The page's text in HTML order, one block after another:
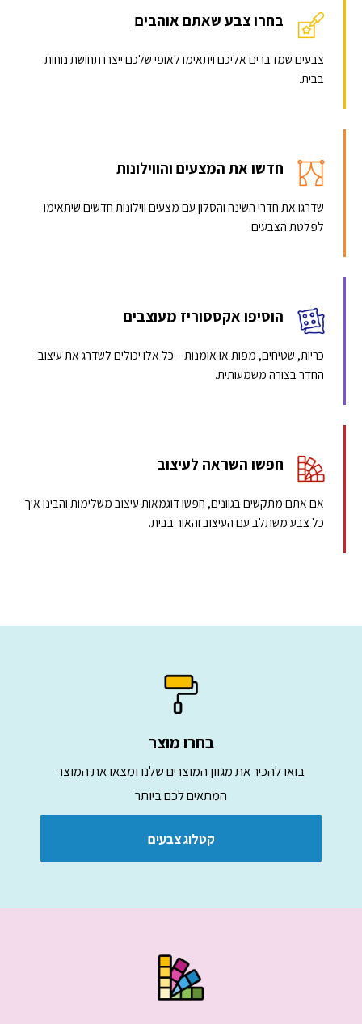
בחרו צבע שאתם אוהבים
צבעים שמדברים אליכם ויתאימו לאופי שלכם ייצרו תחושת נוחות
בבית.
חדשו את המצעים והווילונות
שדרגו את חדרי השינה והסלון עם מצעים ווילונות חדשים שיתאימו
לפלטת הצבעים.
הוסיפו אקססוריז מעוצבים
כריות, שטיחים, מפות או אומנות – כל אלו יכולים לשדרג את עיצוב
החדר בצורה משמעותית.
חפשו השראה לעיצוב
אם אתם מתקשים בגוונים, חפשו דוגמאות עיצוב משלימות והבינו איך
כל צבע משתלב עם העיצוב והאור בבית.
בחרו מוצר
בואו להכיר את מגוון המוצרים שלנו ומצאו את המוצר
המתאים לכם ביותר
קטלוג צבעים